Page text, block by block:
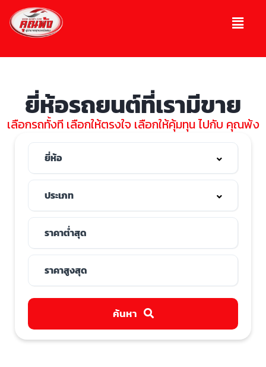
ยี่ห้อรถยนต์ที่เรามีขาย
เลือกรถทั้งที เลือกให้ตรงใจ เลือกให้คุ้มทุน ไปกับ คุณพ้ง
ค้นหา